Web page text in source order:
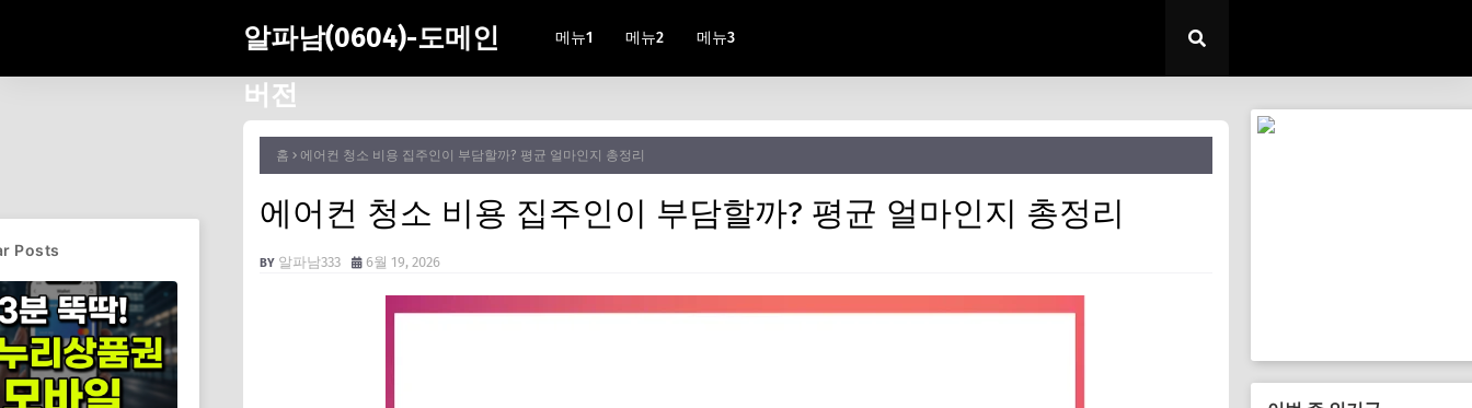
알파남(0604)-도메인
버전
메뉴1 메뉴2 메뉴3
홈 에어컨 청소 비용 집주인이 부담할까? 평균 얼마인지 총정리
에어컨 청소 비용 집주인이 부담할까? 평균 얼마인지 총정리
알파남333 6월 19, 2026
Posts